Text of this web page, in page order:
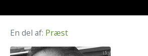
En del af: Præst